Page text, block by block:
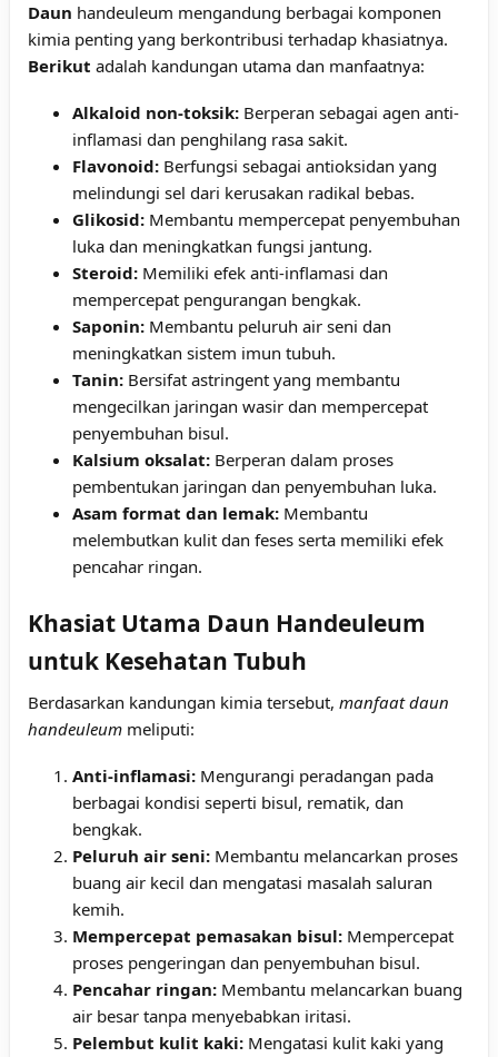
Daun handeuleum mengandung berbagai komponen
kimia penting yang berkontribusi terhadap khasiatnya.
Berikut adalah kandungan utama dan manfaatnya:
Alkaloid non-toksik: Berperan sebagai agen anti-
inflamasi dan penghilang rasa sakit.
Flavonoid: Berfungsi sebagai antioksidan yang
melindungi sel dari kerusakan radikal bebas.
Glikosid: Membantu mempercepat penyembuhan
luka dan meningkatkan fungsi jantung.
Steroid: Memiliki efek anti-inflamasi dan
mempercepat pengurangan bengkak.
Saponin: Membantu peluruh air seni dan
meningkatkan sistem imun tubuh.
Tanin: Bersifat astringent yang membantu
mengecilkan jaringan wasir dan mempercepat
penyembuhan bisul.
Kalsium oksalat: Berperan dalam proses
pembentukan jaringan dan penyembuhan luka.
Asam format dan lemak: Membantu
melembutkan kulit dan feses serta memiliki efek
pencahar ringan.
Khasiat Utama Daun Handeuleum
untuk Kesehatan Tubuh
Berdasarkan kandungan kimia tersebut, manfaat daun
handeuleum meliputi:
Anti-inflamasi: Mengurangi peradangan pada
berbagai kondisi seperti bisul, rematik, dan
bengkak.
Peluruh air seni: Membantu melancarkan proses
buang air kecil dan mengatasi masalah saluran
kemih.
Mempercepat pemasakan bisul: Mempercepat
proses pengeringan dan penyembuhan bisul.
Pencahar ringan: Membantu melancarkan buang
air besar tanpa menyebabkan iritasi.
Pelembut kulit kaki: Mengatasi kulit kaki yang